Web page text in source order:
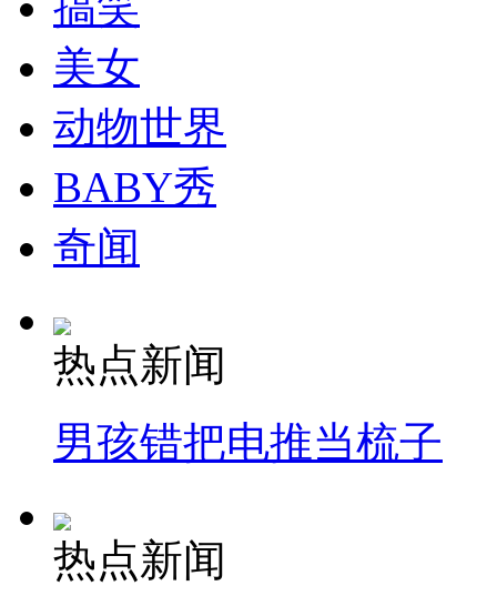
美女
动物世界
BABY秀
奇闻
热点新闻
男孩错把电推当梳子
热点新闻